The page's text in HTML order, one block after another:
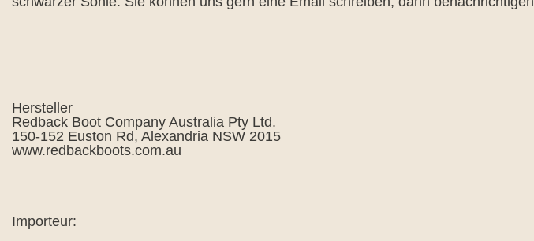
Hersteller
Redback Boot Company Australia Pty Ltd.
150-152 Euston Rd, Alexandria NSW 2015
www.redbackboots.com.au
Importeur: